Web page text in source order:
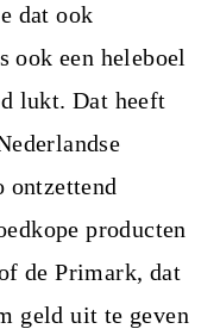
dat ook
ook een heleboel
lukt. Dat heeft
ontzettend
producten
de Primark, dat
geld uit te geven